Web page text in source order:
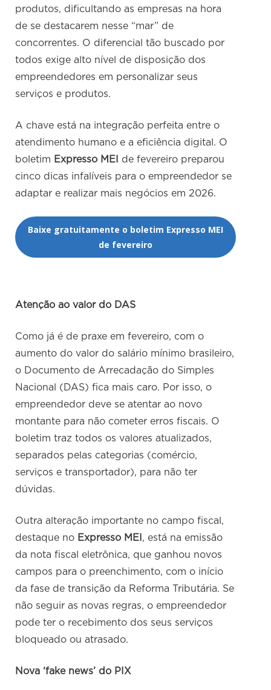
produtos, dificultando as empresas na hora
de se destacarem nesse “mar” de
concorrentes. O diferencial tão buscado por
todos exige alto nível de disposição dos
empreendedores em personalizar seus
serviços e produtos.
A chave está na integração perfeita entre o
atendimento humano e a eficiência digital. O
boletim Expresso MEI
de fevereiro preparou
cinco dicas infalíveis para o empreendedor se
adaptar e realizar mais negócios em 2026.
Baixe gratuitamente o boletim Expresso MEI
de fevereiro
Atenção ao valor do DAS
Como já é de praxe em fevereiro, com o
aumento do valor do salário mínimo brasileiro,
o Documento de Arrecadação do Simples
Nacional (DAS) fica mais caro. Por isso, o
empreendedor deve se atentar ao novo
montante para não cometer erros fiscais. O
boletim traz todos os valores atualizados,
separados pelas categorias (comércio,
serviços e transportador), para não ter
dúvidas.
Outra alteração importante no campo fiscal,
destaque no Expresso MEI , está na emissão
da nota fiscal eletrônica, que ganhou novos
campos para o preenchimento, com o início
da fase de transição da Reforma Tributária. Se
não seguir as novas regras, o empreendedor
pode ter o recebimento dos seus serviços
bloqueado ou atrasado.
Nova ‘fake news’ do PIX